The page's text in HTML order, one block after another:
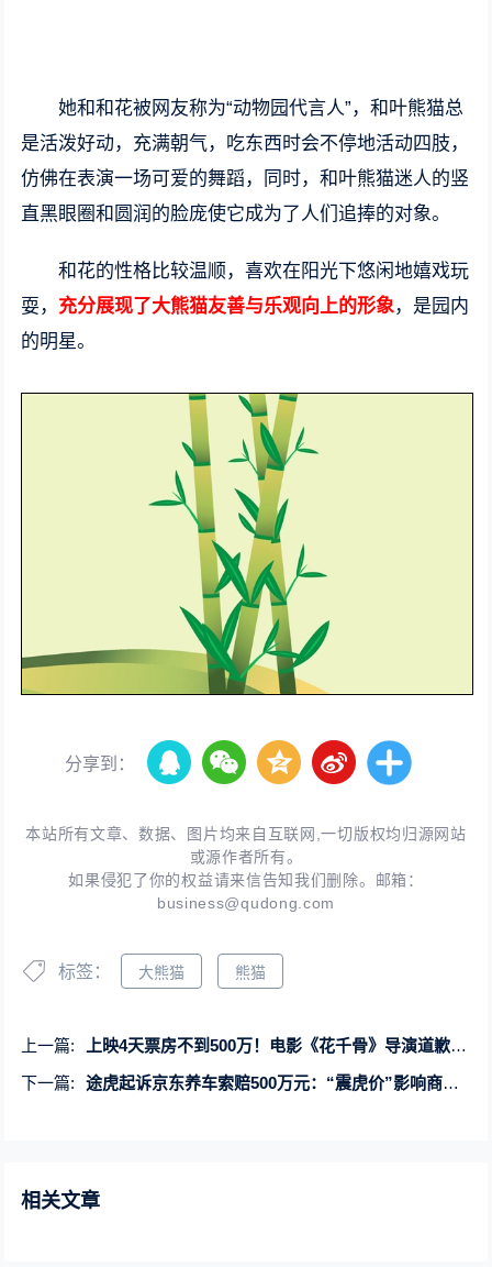
她和和花被网友称为“动物园代言人”，和叶熊猫总
是活泼好动，充满朝气，吃东西时会不停地活动四肢，
仿佛在表演一场可爱的舞蹈，同时，和叶熊猫迷人的竖
直黑眼圈和圆润的脸庞使它成为了人们追捧的对象。
和花的性格比较温顺，喜欢在阳光下悠闲地嬉戏玩
耍， 充分展现了大熊猫友善与乐观向上的形象，是园内
的明星。
分享到：
本站所有文章、数据、图片均来自互联网,一切版权均归源网站
或源作者所有。
如果侵犯了你的权益请来信告知我们删除。邮箱：
business@qudong.com
标签： 大熊猫 熊猫
上一篇:
上映4天票房不到500万！电影《花千骨》导演道歉 赵丽颖力挺
下一篇:
途虎起诉京东养车索赔500万元：“震虎价”影响商誉！
相关文章